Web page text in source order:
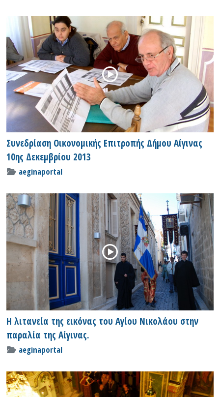
Συνεδρίαση Οικονομικής Επιτροπής Δήμου Αίγινας
10ης Δεκεμβρίου 2013
aeginaportal
Η λιτανεία της εικόνας του Αγίου Νικολάου στην
παραλία της Αίγινας.
aeginaportal